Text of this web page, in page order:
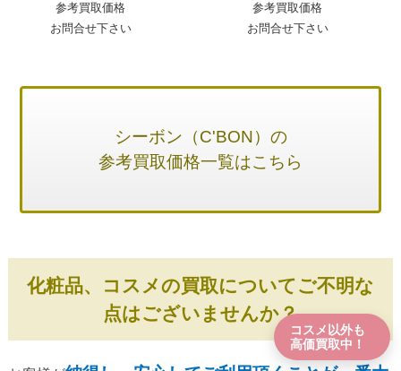
参考買取価格
お問合せ下さい
参考買取価格
お問合せ下さい
シーボン（C'BON）の
参考買取価格一覧はこちら
化粧品、コスメの買取についてご不明な
点はございませんか？
コスメ以外も
高価買取中！